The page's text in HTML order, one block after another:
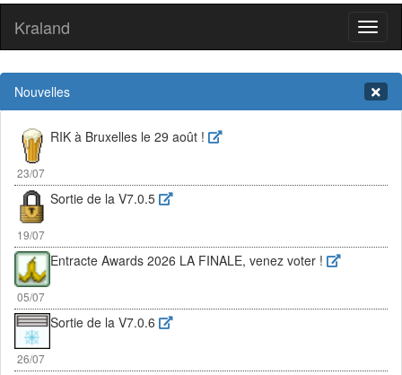
Kraland
Nouvelles
23/07
RIK à Bruxelles le 29 août !
19/07
Sortie de la V7.0.5
05/07
Entracte Awards 2026 LA FINALE, venez voter !
26/07
Sortie de la V7.0.6